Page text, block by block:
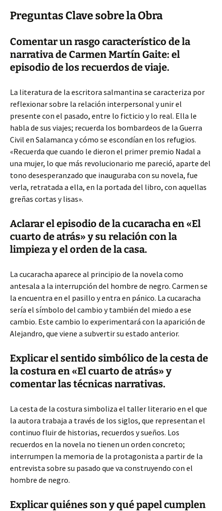
Preguntas Clave sobre la Obra
Comentar un rasgo característico de la
narrativa de Carmen Martín Gaite: el
episodio de los recuerdos de viaje.
La literatura de la escritora salmantina se caracteriza por
reflexionar sobre la relación interpersonal y unir el
presente con el pasado, entre lo ficticio y lo real. Ella le
habla de sus viajes; recuerda los bombardeos de la Guerra
Civil en Salamanca y cómo se escondían en los refugios.
«Recuerda que cuando le dieron el primer premio Nadal a
una mujer, lo que más revolucionario me pareció, aparte del
tono desesperanzado que inauguraba con su novela, fue
verla, retratada a ella, en la portada del libro, con aquellas
greñas cortas y lisas».
Aclarar el episodio de la cucaracha en «El
cuarto de atrás» y su relación con la
limpieza y el orden de la casa.
La cucaracha aparece al principio de la novela como
antesala a la interrupción del hombre de negro. Carmen se
la encuentra en el pasillo y entra en pánico. La cucaracha
sería el símbolo del cambio y también del miedo a ese
cambio. Este cambio lo experimentará con la aparición de
Alejandro, que viene a subvertir su estado anterior.
Explicar el sentido simbólico de la cesta de
la costura en «El cuarto de atrás» y
comentar las técnicas narrativas.
La cesta de la costura simboliza el taller literario en el que
la autora trabaja a través de los siglos, que representan el
continuo fluir de historias, recuerdos y sueños. Los
recuerdos en la novela no tienen un orden concreto;
interrumpen la memoria de la protagonista a partir de la
entrevista sobre su pasado que va construyendo con el
hombre de negro.
Explicar quiénes son y qué papel cumplen